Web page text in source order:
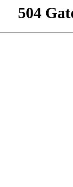
504